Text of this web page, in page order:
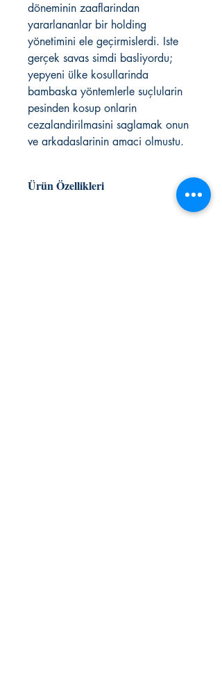
döneminin zaaflarindan
yararlananlar bir holding
yönetimini ele geçirmislerdi. Iste
gerçek savas simdi basliyordu;
yepyeni ülke kosullarinda
bambaska yöntemlerle suçlularin
pesinden kosup onlarin
cezalandirilmasini saglamak onun
ve arkadaslarinin amaci olmustu.
Ürün Özellikleri